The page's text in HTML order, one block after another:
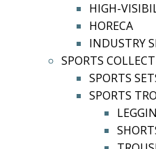
HIGH-
HORECA
INDUSTRY
SPORTS
SPORTS
SPORTS